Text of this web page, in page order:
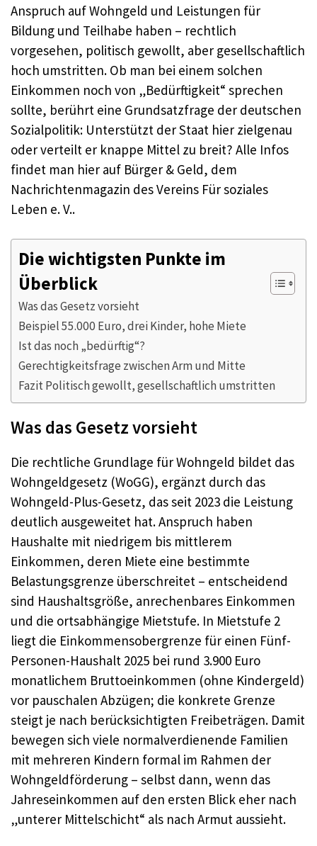
Anspruch auf Wohngeld und Leistungen für
Bildung und Teilhabe haben – rechtlich
vorgesehen, politisch gewollt, aber gesellschaftlich
hoch umstritten. Ob man bei einem solchen
Einkommen noch von „Bedürftigkeit“ sprechen
sollte, berührt eine Grundsatzfrage der deutschen
Sozialpolitik: Unterstützt der Staat hier zielgenau
oder verteilt er knappe Mittel zu breit? Alle Infos
findet man hier auf Bürger & Geld, dem
Nachrichtenmagazin des Vereins Für soziales
Leben e. V..
Die wichtigsten Punkte im
Überblick
Was das Gesetz vorsieht
Beispiel 55.000 Euro, drei Kinder, hohe Miete
Ist das noch „bedürftig“?
Gerechtigkeitsfrage zwischen Arm und Mitte
Fazit Politisch gewollt, gesellschaftlich umstritten
Was das Gesetz vorsieht
Die rechtliche Grundlage für Wohngeld bildet das
Wohngeldgesetz (WoGG), ergänzt durch das
Wohngeld-Plus-Gesetz, das seit 2023 die Leistung
deutlich ausgeweitet hat. Anspruch haben
Haushalte mit niedrigem bis mittlerem
Einkommen, deren Miete eine bestimmte
Belastungsgrenze überschreitet – entscheidend
sind Haushaltsgröße, anrechenbares Einkommen
und die ortsabhängige Mietstufe. In Mietstufe 2
liegt die Einkommensobergrenze für einen Fünf-
Personen-Haushalt 2025 bei rund 3.900 Euro
monatlichem Bruttoeinkommen (ohne Kindergeld)
vor pauschalen Abzügen; die konkrete Grenze
steigt je nach berücksichtigten Freibeträgen. Damit
bewegen sich viele normalverdienende Familien
mit mehreren Kindern formal im Rahmen der
Wohngeldförderung – selbst dann, wenn das
Jahreseinkommen auf den ersten Blick eher nach
„unterer Mittelschicht“ als nach Armut aussieht.